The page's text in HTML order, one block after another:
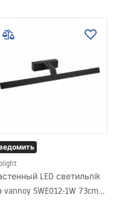
LED светильnik
vannoy SWE012-1W 73cm